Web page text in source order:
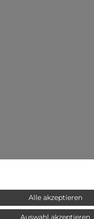
Alle akzeptieren
Auswahl akzeptieren